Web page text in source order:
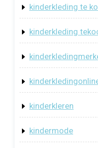
kinderkleding te
kinderkleding
kinderkleren
kindermode